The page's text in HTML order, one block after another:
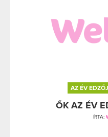
AZ ÉV
ŐK AZ ÉV
ÍRTA: